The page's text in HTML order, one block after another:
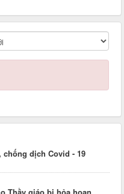
dịch Covid - 19